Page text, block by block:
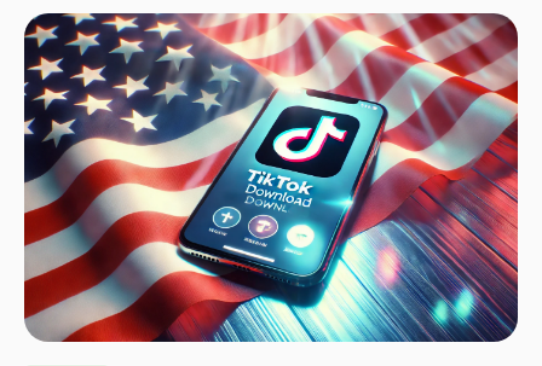
이번 투자 계획을 통해 향후 4년간 약 2만 명의 신규 직원을 채용하겠다는
목표를 세웠습니다. 새롭게 채용될 인력은 주로 연구개발(R&D), 실리콘
(반도체) 엔지니어링, 소프트웨어 개발, 인공지능(AI), 머신러닝 등 첨단 기술
분야에 집중될 것으로 보입니다.또한 애플은 2017년 미국 내 첨단
제조업체에 투자하기 위해 설립한 ‘미국 첨단 제조 펀드(Advanced
Manufacturing Fund)'를 현재의 두 배인 100억 달러(약 13조 4,000억 원)
로 확대한다고 밝혔는데요. 애플은 이 펀드를 활용해 애플의 하드웨어와
서비스를 위한 반도체 등 핵심 부품 생산을 지원할 것으로 예상됩니다. 👉
세마리 토끼 잡으려는 애플의 승부수는 성공할까? 애플의 이번 투자는 역대
최대 규모로, 트럼프 정부의 관세 정책에 대응하고 AI 역량을 강화하는 데
초점을 맞추고 있습니다. 이번 발표는 애플을 비롯한 주요 기술 기업들이
트럼프 대통령과의 관계를 더욱 공고히 하려는 움직임 속에서 나왔습니다.
트럼프 대통령이 최근 중국산 제품에 추가 10% 관세를 부과하며 예외 적용이
없을 것이라고 밝힌 가운데, 애플 또한 이에 대한 대응 전략을 마련하고